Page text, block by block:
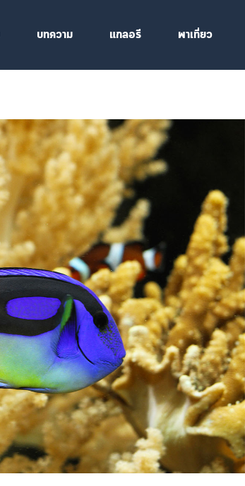
บทความ แกลอรี พาเที่ยว